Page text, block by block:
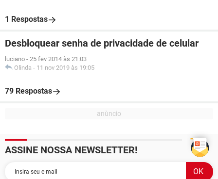
1 Respostas
Desbloquear senha de privacidade de celular
luciano - 25 fev 2014 às 21:03
Olinda - 11 nov 2019 às 19:05
79 Respostas
ASSINE NOSSA NEWSLETTER!